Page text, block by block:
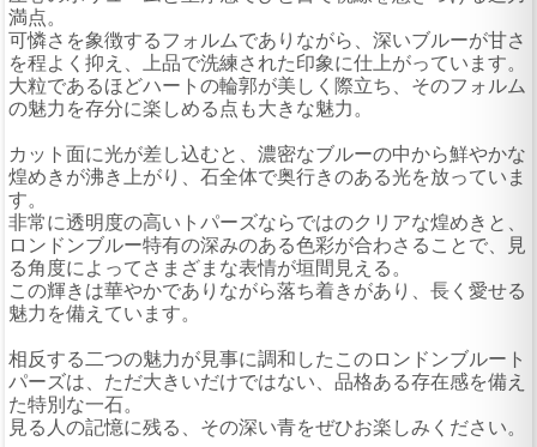
満点。
可憐さを象徴するフォルムでありながら、深いブルーが甘さ
を程よく抑え、上品で洗練された印象に仕上がっています。
大粒であるほどハートの輪郭が美しく際立ち、そのフォルム
の魅力を存分に楽しめる点も大きな魅力。
カット面に光が差し込むと、濃密なブルーの中から鮮やかな
煌めきが沸き上がり、石全体で奥行きのある光を放っていま
す。
非常に透明度の高いトパーズならではのクリアな煌めきと、
ロンドンブルー特有の深みのある色彩が合わさることで、見
る角度によってさまざまな表情が垣間見える。
この輝きは華やかでありながら落ち着きがあり、長く愛せる
魅力を備えています。
相反する二つの魅力が見事に調和したこのロンドンブルート
パーズは、ただ大きいだけではない、品格ある存在感を備え
た特別な一石。
見る人の記憶に残る、その深い青をぜひお楽しみください。